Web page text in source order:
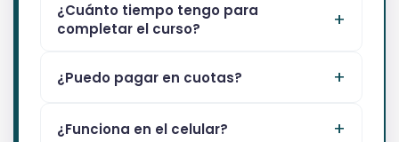
¿Cuánto tiempo tengo para
completar el curso?
¿Puedo pagar en cuotas?
¿Funciona en el celular?